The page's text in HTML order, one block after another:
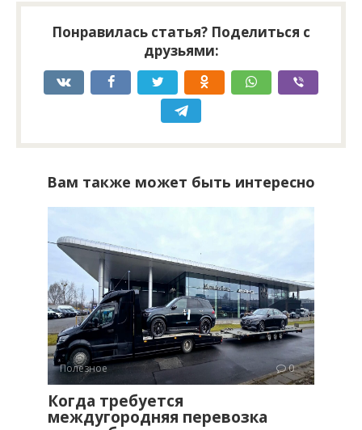
Понравилась статья? Поделиться с
друзьями:
Вам также может быть интересно
Полезное 0
Когда требуется
междугородняя перевозка